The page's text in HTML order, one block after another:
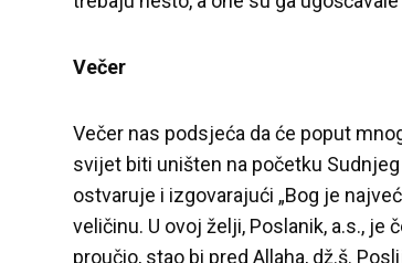
Večer
Večer nas podsjeća da će poput
svijet biti uništen na početku
ostvaruje i izgovarajući „Bog je
veličinu. U ovoj želji, Poslanik, a.s.,
proučio, stao bi pred Allaha, dž.š.